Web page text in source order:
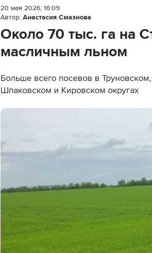
20 мая 2026, 16:09
Автор: Анастасия Смазнова
Около 70 тыс. га на
масличным льном
Больше всего посевов в
Шпаковском и Кировском округах